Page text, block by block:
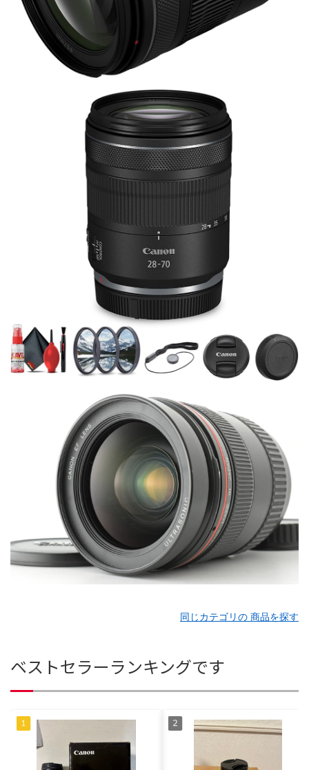
同じカテゴリの 商品を探す
ベストセラーランキングです